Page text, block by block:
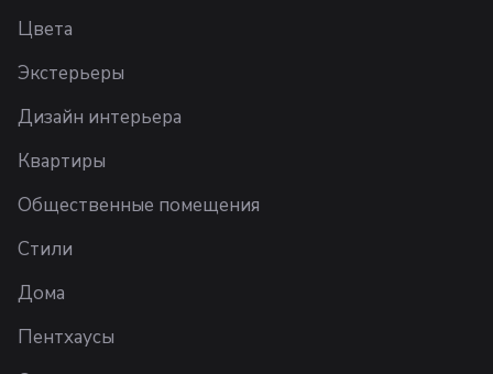
Цвета
Экстерьеры
Дизайн интерьера
Квартиры
Общественные помещения
Стили
Дома
Пентхаусы